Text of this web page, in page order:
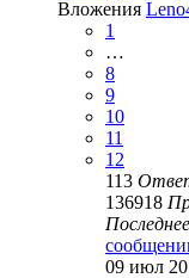
Вложения
1
…
8
9
10
11
12
113
136918
09 июл